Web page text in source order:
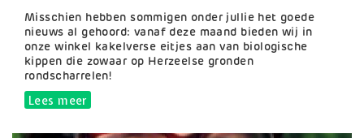
Samenvatting
Misschien hebben sommigen onder jullie het goede
nieuws al gehoord: vanaf deze maand bieden wij in
onze winkel kakelverse eitjes aan van biologische
kippen die zowaar op Herzeelse gronden
rondscharrelen!
Lees meerover De Daalkouter